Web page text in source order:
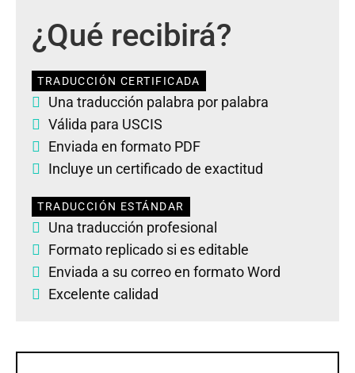
¿Qué recibirá?
TRADUCCIÓN CERTIFICADA
Una traducción palabra por palabra
Válida para USCIS
Enviada en formato PDF
Incluye un certificado de exactitud
TRADUCCIÓN ESTÁNDAR
Una traducción profesional
Formato replicado si es editable
Enviada a su correo en formato Word
Excelente calidad